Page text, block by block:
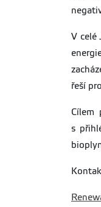
V celé
řeší
Cílem
s